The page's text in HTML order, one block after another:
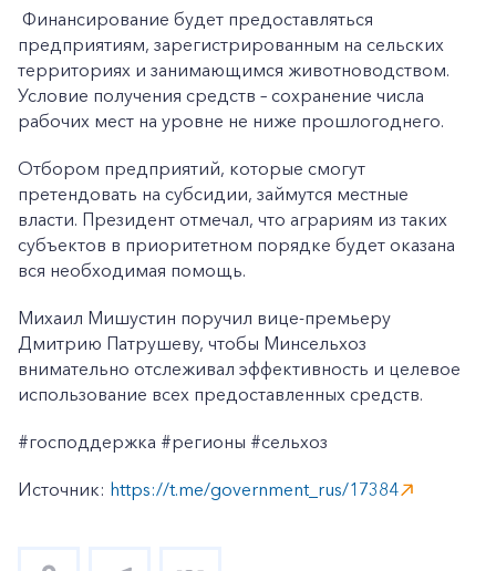
Финансирование будет предоставляться
предприятиям, зарегистрированным на сельских
территориях и занимающимся животноводством.
Условие получения средств – сохранение числа
рабочих мест на уровне не ниже прошлогоднего.
Отбором предприятий, которые смогут
претендовать на субсидии, займутся местные
власти. Президент отмечал, что аграриям из таких
субъектов в приоритетном порядке будет оказана
вся необходимая помощь.
Михаил Мишустин поручил вице-премьеру
Дмитрию Патрушеву, чтобы Минсельхоз
внимательно отслеживал эффективность и целевое
использование всех предоставленных средств.
#господдержка #регионы #сельхоз
Источник: https://t.me/government_rus/17384